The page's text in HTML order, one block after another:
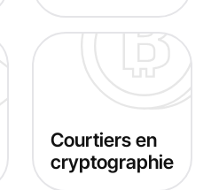
Courtiers en
cryptographie